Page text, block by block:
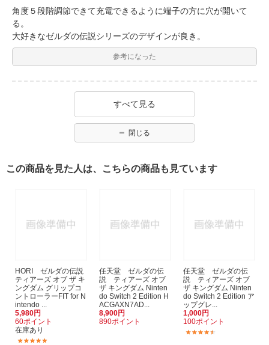
角度５段階調節できて充電できるように端子の方に穴が開いて
る。
大好きなゼルダの伝説シリーズのデザインが良き。
参考になった
すべて見る
閉じる
この商品を見た人は、こちらの商品も見ています
HORI ゼルダの伝説
ティアーズ オブ ザ キ
ングダム グリップコ
ントローラーFIT for N
intendo ...
5,980円
60ポイント
在庫あり
任天堂 ゼルダの伝
説 ティアーズ オブ
ザ キングダム Ninten
do Switch 2 Edition H
ACGAXN7AD...
8,900円
890ポイント
任天堂 ゼルダの伝
説 ティアーズ オブ
ザ キングダム Ninten
do Switch 2 Edition ア
ップグレ...
1,000円
100ポイント